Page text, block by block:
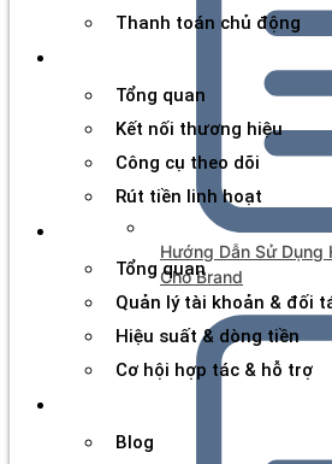
Thanh toán chủ động
Tổng quan
Kết nối thương hiệu
Công cụ theo dõi
Rút tiền linh hoạt
Tổng quan
Quản lý tài khoản & đối
Hiệu suất & dòng tiền
Cơ hội hợp tác & hỗ trợ
Blog
Hướng Dẫn Sử Dụng
Cho Brand